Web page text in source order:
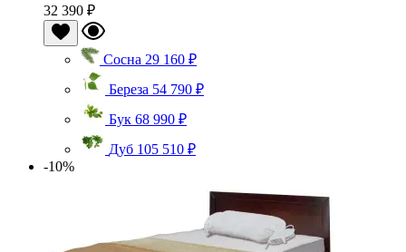
32 390 ₽
Сосна 29 160 ₽
Береза 54 790 ₽
Бук 68 990 ₽
Дуб 105 510 ₽
-10%